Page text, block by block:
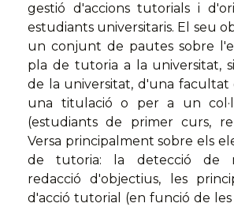
gestió d'accions tutorials i
estudiants universitaris. El seu
un conjunt de pautes sobre
pla de tutoria a la universitat,
de la universitat, d'una facultat
una titulació o per a un
(estudiants de primer curs,
Versa principalment sobre els
de tutoria: la detecció de
redacció d'objectius, les
d'acció tutorial (en funció de les